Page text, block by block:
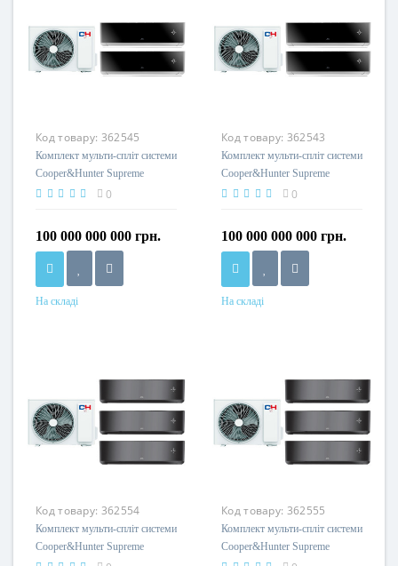
Код товару: 362545
Комплект мульти-спліт системи
Cooper&Hunter Supreme
Continental Black/Siver Multi 21
0
100 000 000 000 грн.
На складі
Код товару: 362543
Комплект мульти-спліт системи
Cooper&Hunter Supreme
Continental Black/Siver Multi 18
0
100 000 000 000 грн.
На складі
Код товару: 362554
Комплект мульти-спліт системи
Cooper&Hunter Supreme
Код товару: 362555
Комплект мульти-спліт системи
Cooper&Hunter Supreme